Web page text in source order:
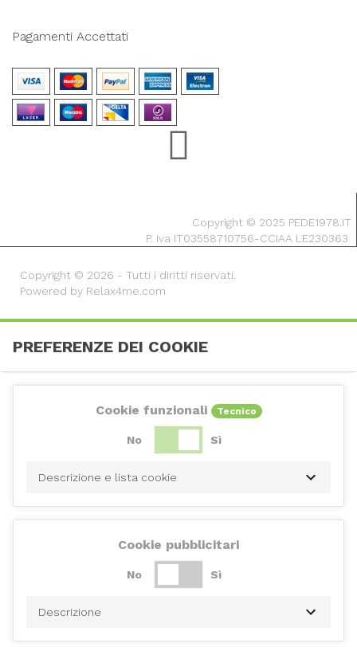
Pagamenti Accettati
Copyright © 2025 PEDE1978.IT
P. Iva IT03558710756-CCIAA LE230363
Copyright © 2026 - Tutti i diritti riservati.
Powered by Relax4me.com
PREFERENZE DEI COOKIE
Cookie funzionali Tecnico
No Sì
Descrizione e lista cookie
Cookie pubblicitari
No Sì
Descrizione